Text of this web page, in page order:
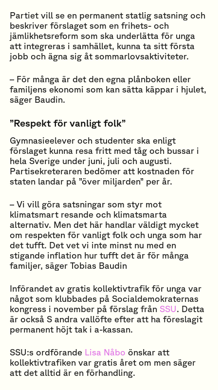
Partiet vill se en permanent statlig satsning och
beskriver förslaget som en frihets- och
jämlikhetsreform som ska underlätta för unga
att integreras i samhället, kunna ta sitt första
jobb och ägna sig åt sommarlovsaktiviteter.
– För många är det den egna plånboken eller
familjens ekonomi som kan sätta käppar i hjulet,
säger Baudin.
”Respekt för vanligt folk”
Gymnasieelever och studenter ska enligt
förslaget kunna resa fritt med tåg och bussar i
hela Sverige under juni, juli och augusti.
Partisekreteraren bedömer att kostnaden för
staten landar på ”över miljarden” per år.
– Vi vill göra satsningar som styr mot
klimatsmart resande och klimatsmarta
alternativ. Men det här handlar väldigt mycket
om respekten för vanligt folk och unga som har
det tufft. Det vet vi inte minst nu med en
stigande inflation hur tufft det är för många
familjer, säger Tobias Baudin
Införandet av gratis kollektivtrafik för unga var
något som klubbades på Socialdemokraternas
kongress i november på förslag från SSU. Detta
är också S andra vallöfte efter att ha föreslagit
permanent höjt tak i a-kassan.
SSU:s ordförande Lisa Nåbo önskar att
kollektivtrafiken var gratis året om men säger
att det alltid är en förhandling.